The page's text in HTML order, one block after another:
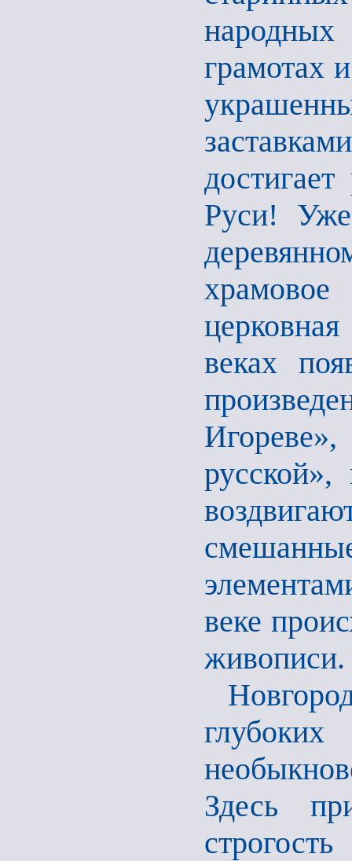
народных
грамотах
Руси!
веках
веке
живописи.
Здесь